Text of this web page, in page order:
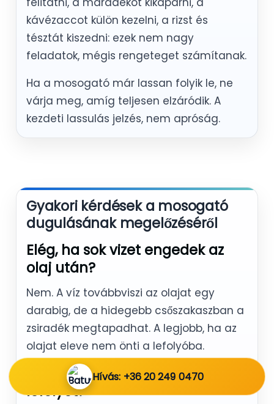
kávézaccot külön kezelni, a rizst és
tésztát kiszedni: ezek nem nagy
feladatok, mégis rengeteget számítanak.
Ha a mosogató már lassan folyik le, ne
várja meg, amíg teljesen elzáródik. A
kezdeti lassulás jelzés, nem apróság.
Gyakori kérdések a mosogató
dugulásának megelőzéséről
Elég, ha sok vizet engedek az
olaj után?
Nem. A víz továbbviszi az olajat egy
darabig, de a hidegebb csőszakaszban a
zsiradék megtapadhat. A legjobb, ha az
olajat eleve nem önti a lefolyóba.
A kávézacc tényleg tisztítja a
lefolyót?
Hívás: +36 20 249 0470